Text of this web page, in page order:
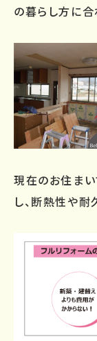
の暮らし方に
現在のお住ま
し、断熱性や耐